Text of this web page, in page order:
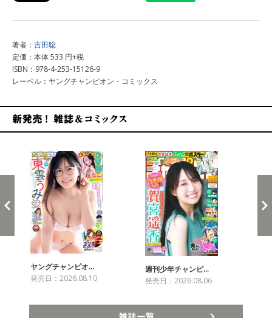
著者： 吉田聡
定価：本体 533 円+税
ISBN：978-4-253-15126-9
レーベル：ヤングチャンピオン・コミックス
ヤングチャンピオ…
発売日：2026.08.10
週刊少年チャンピ…
発売日：2026.08.06